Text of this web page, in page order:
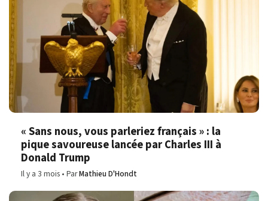
« Sans nous, vous parleriez français » : la
pique savoureuse lancée par Charles III à
Donald Trump
Il y a 3 mois ParMathieu D'Hondt